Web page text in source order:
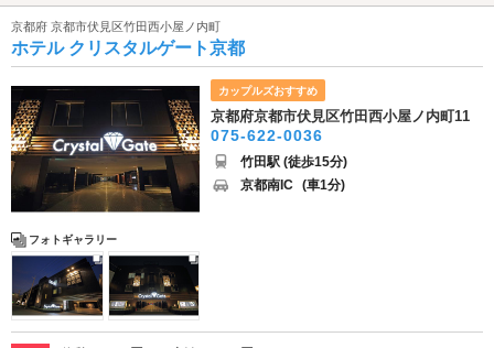
京都府 京都市伏見区竹田西小屋ノ内町
ホテル クリスタルゲート京都
フォトギャラリー
カップルズおすすめ
京都府京都市伏見区竹田西小屋ノ内町11
075-622-0036
竹田駅 (徒歩15分)
京都南IC (車1分)